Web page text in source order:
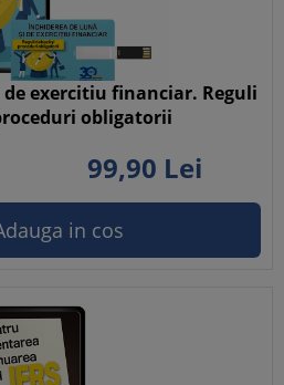
exercitiu financiar. Reguli
obligatorii
99,90 Lei
in cos